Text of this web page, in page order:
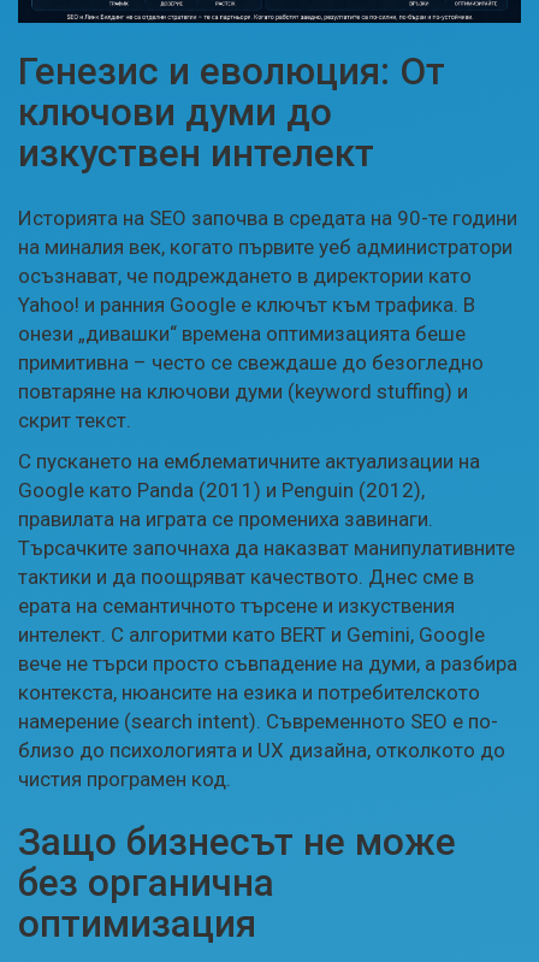
Генезис и еволюция: От
ключови думи до
изкуствен интелект
Историята на SEO започва в средата на 90-те години
на миналия век, когато първите уеб администратори
осъзнават, че подреждането в директории като
Yahoo! и ранния Google е ключът към трафика. В
онези „дивашки“ времена оптимизацията беше
примитивна – често се свеждаше до безогледно
повтаряне на ключови думи (keyword stuffing) и
скрит текст.
С пускането на емблематичните актуализации на
Google като Panda (2011) и Penguin (2012),
правилата на играта се промениха завинаги.
Търсачките започнаха да наказват манипулативните
тактики и да поощряват качеството. Днес сме в
ерата на семантичното търсене и изкуствения
интелект. С алгоритми като BERT и Gemini, Google
вече не търси просто съвпадение на думи, а разбира
контекста, нюансите на езика и потребителското
намерение (search intent). Съвременното SEO е по-
близо до психологията и UX дизайна, отколкото до
чистия програмен код.
Защо бизнесът не може
без органична
оптимизация